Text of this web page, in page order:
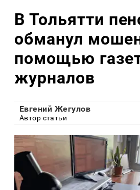
В Тольятти
обманул
помощью
журналов
Евгений Жегулов
Автор статьи